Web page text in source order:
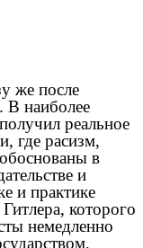
же после
В наиболее
реальное
где расизм,
в
и
и практике
которого
немедленно